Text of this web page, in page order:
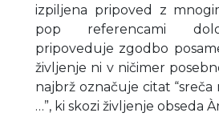
izpiljena pripoved z
pop referencami
pripoveduje zgodbo
življenje ni v ničimer
najbrž označuje citat “sreča
…”, ki skozi življenje obseda